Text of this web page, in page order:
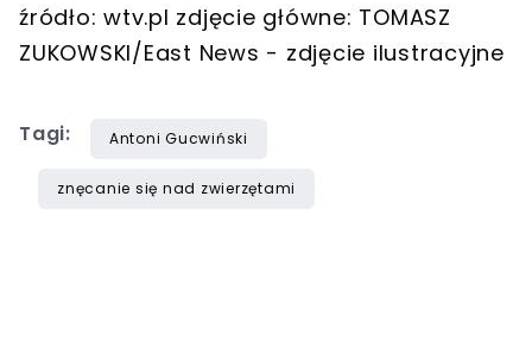
źródło: wtv.pl zdjęcie główne: TOMASZ
ZUKOWSKI/East News - zdjęcie ilustracyjne
Tagi: Antoni Gucwiński
znęcanie się nad zwierzętami